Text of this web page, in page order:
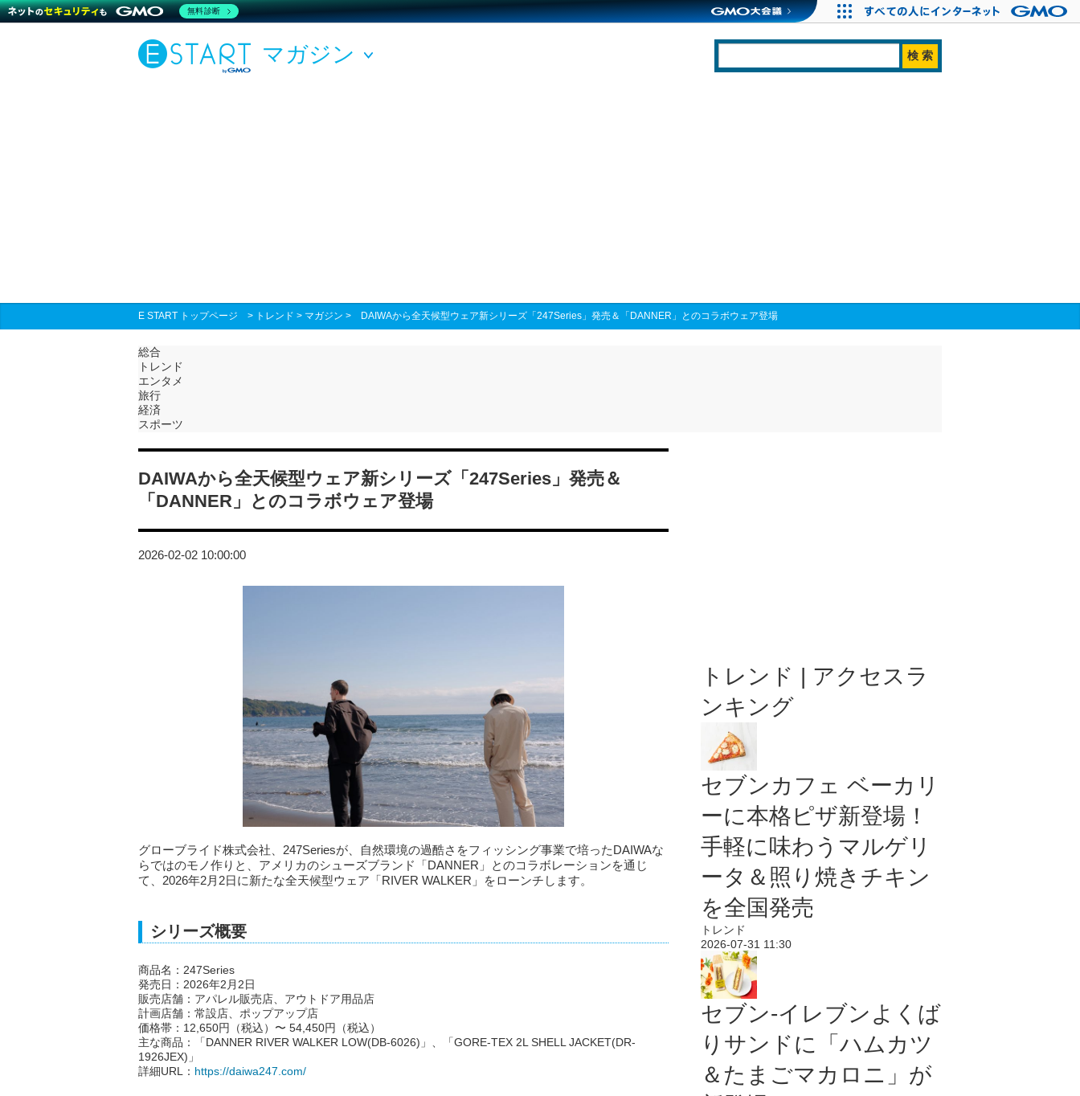
マガジン
E START トップページ > トレンド > マガジン > DAIWAから全天候型ウェア新シリーズ「247Series」発売＆「DANNER」とのコラボウェア登場
総合
トレンド
エンタメ
旅行
経済
スポーツ
DAIWAから全天候型ウェア新シリーズ「247Series」発売＆
「DANNER」とのコラボウェア登場
2026-02-02 10:00:00
グローブライド株式会社、247Seriesが、自然環境の過酷さをフィッシング事業で培ったDAIWAな
らではのモノ作りと、アメリカのシューズブランド「DANNER」とのコラボレーションを通じ
て、2026年2月2日に新たな全天候型ウェア「RIVER WALKER」をローンチします。
シリーズ概要
商品名：247Series
発売日：2026年2月2日
販売店舗：アパレル販売店、アウトドア用品店
計画店舗：常設店、ポップアップ店
価格帯：12,650円（税込）〜 54,450円（税込）
主な商品：「DANNER RIVER WALKER LOW(DB-6026)」、「GORE-TEX 2L SHELL JACKET(DR-
1926JEX)」
詳細URL： https://daiwa247.com/
トレンド | アクセスラ
ンキング
セブンカフェ ベーカリ
ーに本格ピザ新登場！
手軽に味わうマルゲリ
ータ＆照り焼きチキン
を全国発売
トレンド
2026-07-31 11:30
セブン‐イレブンよくば
りサンドに「ハムカツ
＆たまごマカロニ」が
無料診断